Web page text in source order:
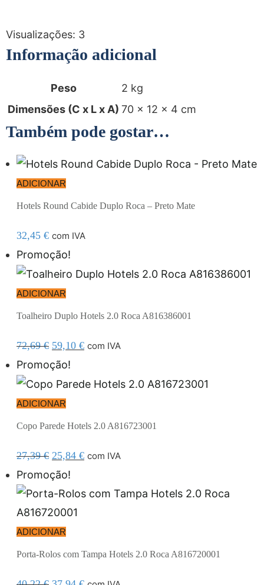
Visualizações: 3
Informação adicional
Peso
2 kg
Dimensões (C x L x A) 70 × 12 × 4 cm
Também pode gostar…
ADICIONAR
Hotels Round Cabide Duplo Roca – Preto Mate
32,45 € com IVA
Promoção!
ADICIONAR
Toalheiro Duplo Hotels 2.0 Roca A816386001
72,69€ 59,10 € com IVA
Promoção!
ADICIONAR
Copo Parede Hotels 2.0 A816723001
27,39€ 25,84 € com IVA
Promoção!
ADICIONAR
Porta-Rolos com Tampa Hotels 2.0 Roca A816720001